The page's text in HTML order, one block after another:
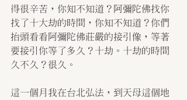
得很辛苦，你知不知道？阿彌陀佛找你
找了十大劫的時間，你知不知道？你們
抬頭看看阿彌陀佛莊嚴的接引像，等著
要接引你等了多久？十劫。十劫的時間
久不久？很久。
這一個月我在台北弘法，到天母這個地